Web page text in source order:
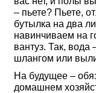
– пьете? Пьете,
бутылка на два
навинчиваем на
вантуз. Так,
шлангом или
На будущее –
домашнем